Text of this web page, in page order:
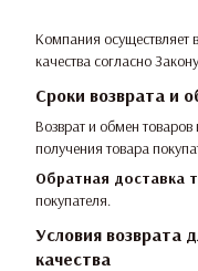
Компания осуществляет
качества согласно Закону
Сроки возврата и
Возврат и обмен
получения товара
Обратная доставка
покупателя.
Условия возврата
качества